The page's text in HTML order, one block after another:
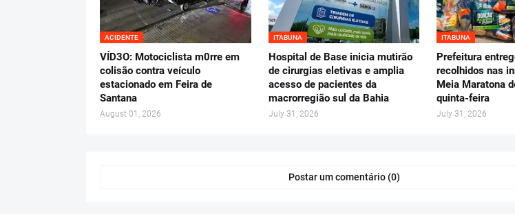
ACIDENTE
VÍD3O: Motociclista m0rre em
colisão contra veículo
estacionado em Feira de
Santana
August 01, 2026
ITABUNA
Hospital de Base inicia mutirão
de cirurgias eletivas e amplia
acesso de pacientes da
macrorregião sul da Bahia
July 31, 2026
ITABUNA
Prefeitura
recolhidos nas
Meia Maratona
quinta-feira
July 31, 2026
Postar um comentário (0)